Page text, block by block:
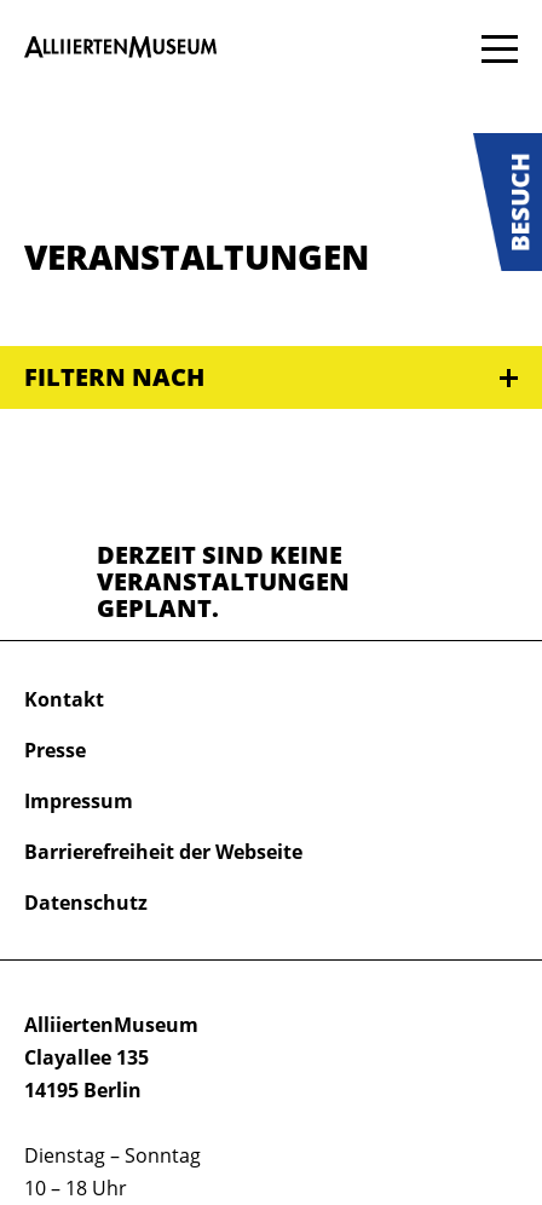
VERANSTALTUNGEN
FILTERN NACH
DERZEIT SIND KEINE
VERANSTALTUNGEN
GEPLANT.
AlliiertenMuseum
Clayallee 135
14195 Berlin
Dienstag – Sonntag
10 – 18 Uhr
Kontakt
Presse
Impressum
Barrierefreiheit der Webseite
Datenschutz